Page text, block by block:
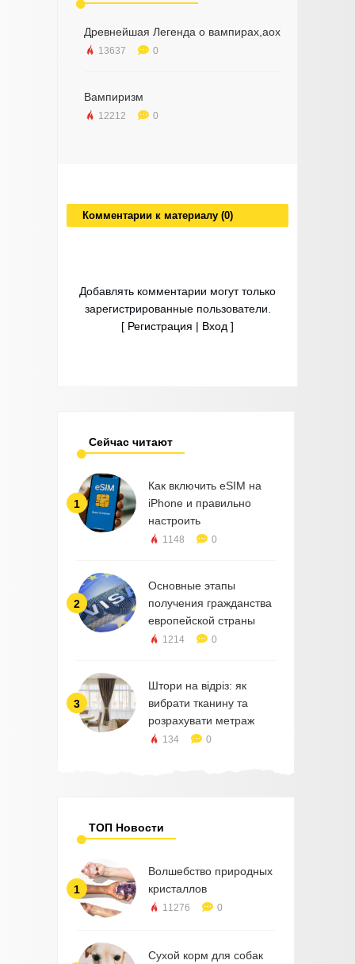
Древнейшая Легенда о вампирах,aox
13637 0
Вампиризм
12212 0
Комментарии к материалу (0)
Добавлять комментарии могут только
зарегистрированные пользователи.
[ Регистрация | Вход ]
Сейчас читают
1
Как включить eSIM на
iPhone и правильно
настроить
1148 0
2
Основные этапы
получения гражданства
европейской страны
1214 0
3
Штори на відріз: як
вибрати тканину та
розрахувати метраж
134 0
ТОП Новости
1
Волшебство природных
кристаллов
11276 0
Сухой корм для собак